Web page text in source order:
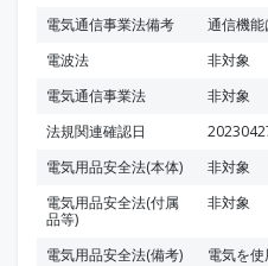
電気通信事業法備考
通信機
電波法
非対象
電気通信事業法
非対象
法規関連確認日
電気用品安全法(本体)
非対象
電気用品安全法(付属
品等)
非対象
電気用品安全法(備考) 電気を